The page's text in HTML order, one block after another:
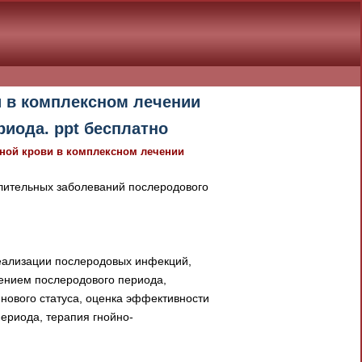
комплексном лечении
ppt бесплатно
крови в комплексном лечении
заболеваний послеродового
послеродовых инфекций,
послеродового периода,
статуса, оценка эффективности
терапия гнойно-